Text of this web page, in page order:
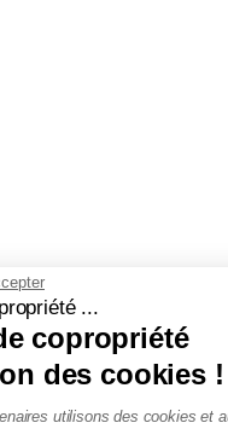
...
copropriété
des cookies !
utilisons des cookies et